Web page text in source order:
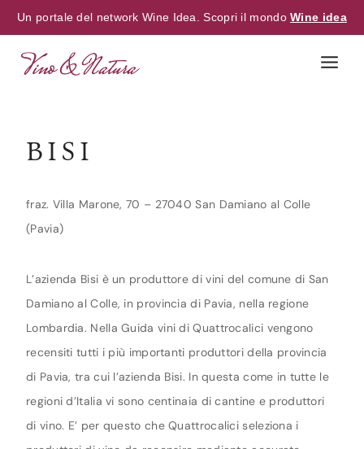
Un portale del network Wine Idea. Scopri il mondoWine idea
BISI
fraz. Villa Marone, 70 – 27040 San Damiano al Colle
(Pavia)
L’azienda Bisi è un produttore di vini del comune di San
Damiano al Colle, in provincia di Pavia, nella regione
Lombardia. Nella Guida vini di Quattrocalici vengono
recensiti tutti i più importanti produttori della provincia
di Pavia, tra cui l’azienda Bisi. In questa come in tutte le
regioni d’Italia vi sono centinaia di cantine e produttori
di vino. E’ per questo che Quattrocalici seleziona i